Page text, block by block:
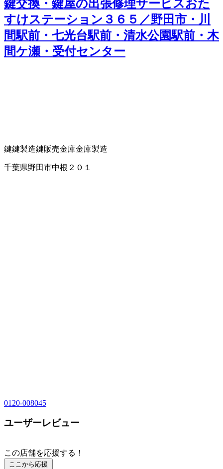
鍵交換・鍵屋の出張修理サービスおた
すけステーション３６５／野田市・川
間駅前・七光台駅前・清水公園駅前・木
間ケ瀬・受付センター
鍵鍵製造鍵販売金庫金庫製造
千葉県野田市中根２０１
0120-008045
ユーザーレビュー
この店舗を応援する！
ここから応援